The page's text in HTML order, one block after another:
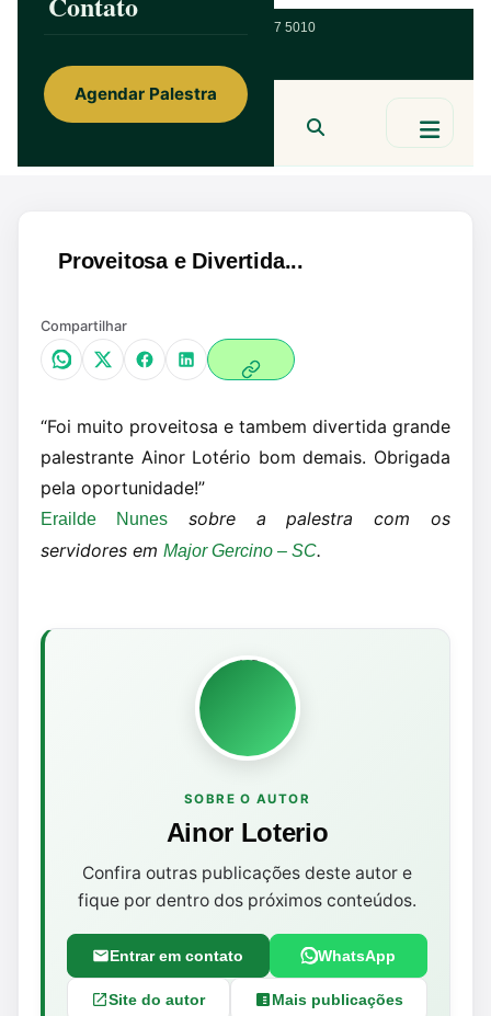
47 9 9967 5010
Ainor Lotério
Agendar Palestra
Proveitosa e Divertida...
Compartilhar
“Foi muito proveitosa e tambem divertida grande
palestrante Ainor Lotério bom demais. Obrigada
pela oportunidade!”
Erailde Nunes
sobre a palestra com os
servidores em Major Gercino – SC.
SOBRE O AUTOR
Ainor Loterio
Confira outras publicações deste autor e
fique por dentro dos próximos conteúdos.
Entrar em contato WhatsApp
Site do autor Mais publicações